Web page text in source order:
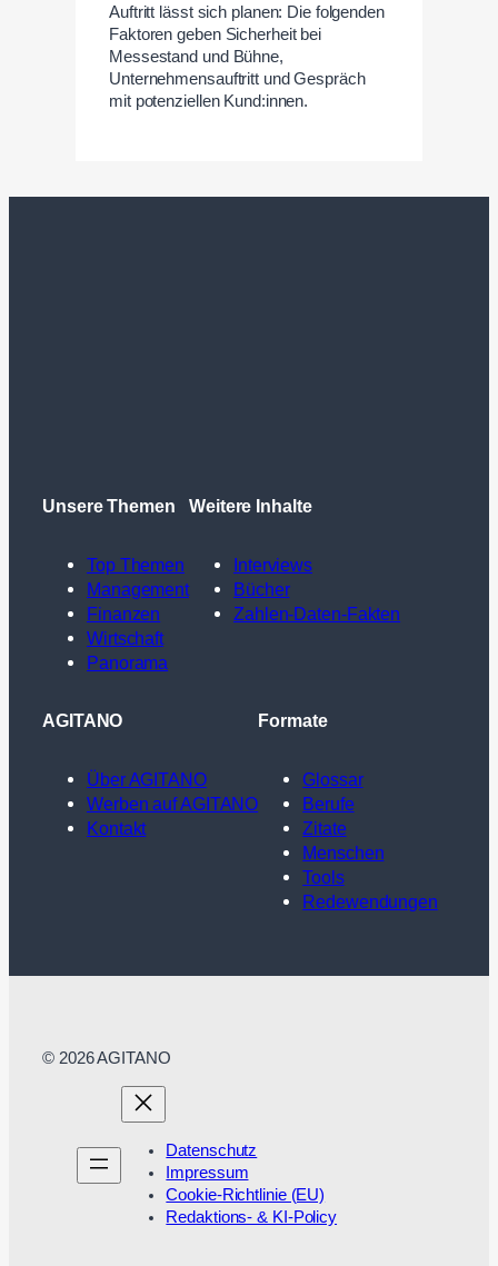
Auftritt lässt sich planen: Die folgenden
Faktoren geben Sicherheit bei
Messestand und Bühne,
Unternehmensauftritt und Gespräch
mit potenziellen Kund:innen.
Unsere Themen
Top Themen
Management
Finanzen
Wirtschaft
Panorama
Weitere Inhalte
Interviews
Bücher
Zahlen-Daten-Fakten
AGITANO
Über AGITANO
Werben auf AGITANO
Kontakt
Formate
Glossar
Berufe
Zitate
Menschen
Tools
Redewendungen
© 2026 AGITANO
Datenschutz
Impressum
Cookie-Richtlinie (EU)
Redaktions- & KI-Policy